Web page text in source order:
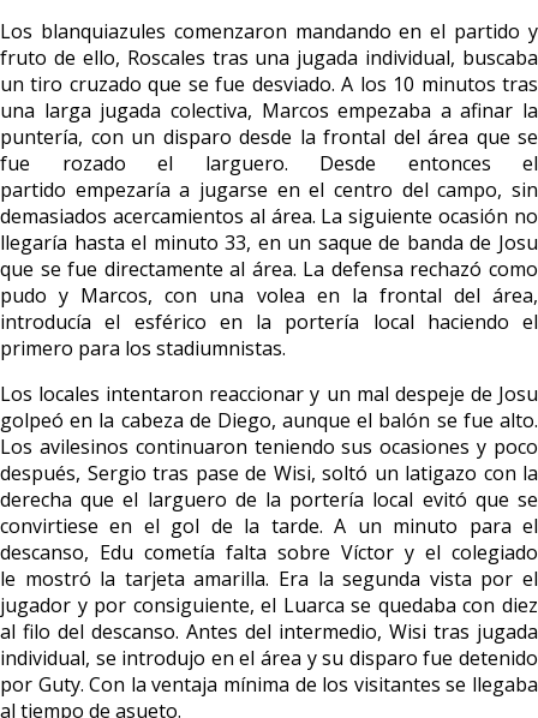
Los blanquiazules comenzaron mandando en el partido y
fruto de ello, Roscales tras una jugada individual, buscaba
un tiro cruzado que se fue desviado. A los 10 minutos tras
una larga jugada colectiva, Marcos empezaba a afinar la
puntería, con un disparo desde la frontal del área que se
fue rozado el larguero. Desde entonces el
partido empezaría a jugarse en el centro del campo, sin
demasiados acercamientos al área. La siguiente ocasión no
llegaría hasta el minuto 33, en un saque de banda de Josu
que se fue directamente al área. La defensa rechazó como
pudo y Marcos, con una volea en la frontal del área,
introducía el esférico en la portería local haciendo el
primero para los stadiumnistas.
Los locales intentaron reaccionar y un mal despeje de Josu
golpeó en la cabeza de Diego, aunque el balón se fue alto.
Los avilesinos continuaron teniendo sus ocasiones y poco
después, Sergio tras pase de Wisi, soltó un latigazo con la
derecha que el larguero de la portería local evitó que se
convirtiese en el gol de la tarde. A un minuto para el
descanso, Edu cometía falta sobre Víctor y el colegiado
le mostró la tarjeta amarilla. Era la segunda vista por el
jugador y por consiguiente, el Luarca se quedaba con diez
al filo del descanso. Antes del intermedio, Wisi tras jugada
individual, se introdujo en el área y su disparo fue detenido
por Guty. Con la ventaja mínima de los visitantes se llegaba
al tiempo de asueto.